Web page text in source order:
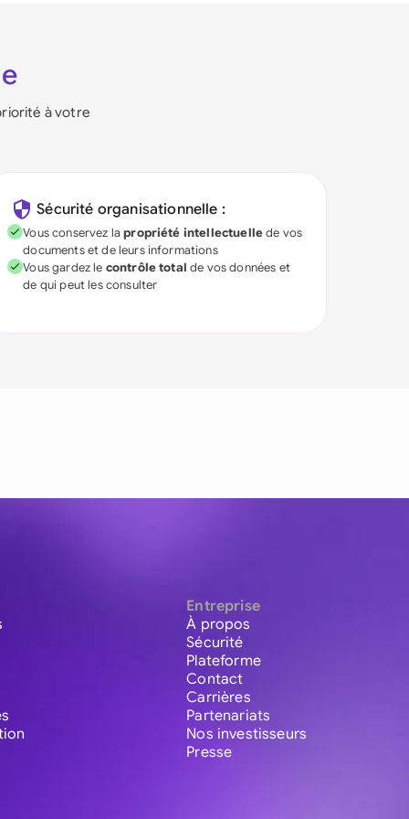
à votre
Sécurité organisationnelle :
Vous conservez lapropriété intellectuellede vos
documents et de leurs informations
Vous gardez le contrôle total de vos données et
de qui peut les consulter
Entreprise
À propos
Sécurité
Plateforme
Contact
Carrières
Partenariats
Nos investisseurs
Presse